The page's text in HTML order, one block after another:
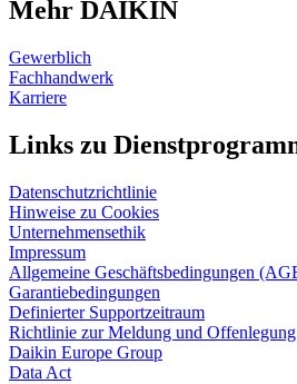
Mehr DAIKIN
Gewerblich
Fachhandwerk
Karriere
Links zu
Datenschutzrichtlinie
Hinweise zu Cookies
Unternehmensethik
Impressum
Allgemeine Geschäftsbedingungen
Garantiebedingungen
Definierter Supportzeitraum
Richtlinie zur Meldung und
Daikin Europe Group
Data Act